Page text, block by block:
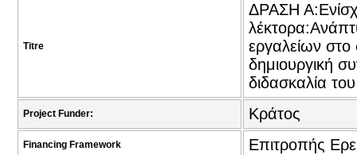
Titre
ΔΡΑΣΗ
εργαλείων στο
δημιουργική
διδασκαλία
Project Funder: Κράτος
Financing Framework Επιτροπής